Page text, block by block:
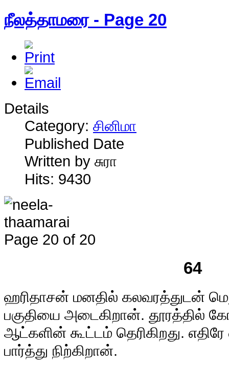
நீலத்தாமரை - Page 20
Details
Category: சினிமா
Published Date
Written by சுரா
Hits: 9430
Page 20 of 20
64
ஹரிதாசன் மனதில் கலவரத்துடன்
பகுதியை அடைகிறான். தூரத்தில்
ஆட்களின் கூட்டம் தெரிகிறது.
பார்த்து நிற்கிறான்.